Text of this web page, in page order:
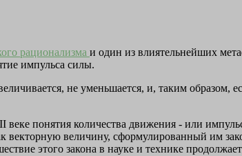
рационализма и один из влиятельнейших
импульса силы.
не уменьшается, и, таким образом,
понятия количества движения - или
векторную величину, сформулированный им
этого закона в науке и технике